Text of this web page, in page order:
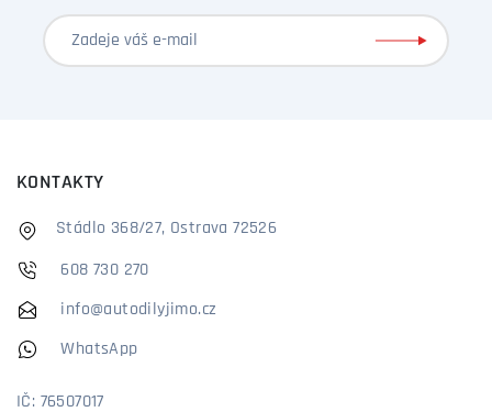
KONTAKTY
Stádlo 368/27, Ostrava 72526
608 730 270
info@autodilyjimo.cz
WhatsApp
IČ: 76507017